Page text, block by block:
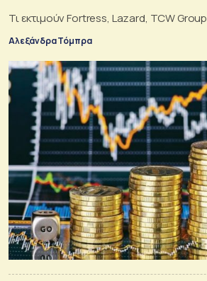
Τι εκτιμούν Fortress, Lazard, TCW Group
Αλεξάνδρα Τόμπρα